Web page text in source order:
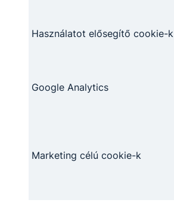
Használatot elősegítő cookie-k
Google Analytics
Marketing célú cookie-k